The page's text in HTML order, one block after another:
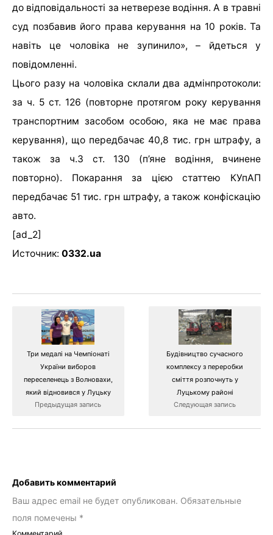
до відповідальності за нетверезе водіння. А в травні
суд позбавив його права керування на 10 років. Та
навіть це чоловіка не зупинило», – йдеться у
повідомленні.
Цього разу на чоловіка склали два адмінпротоколи:
за ч. 5 ст. 126 (повторне протягом року керування
транспортним засобом особою, яка не має права
керування), що передбачає 40,8 тис. грн штрафу, а
також за ч.3 ст. 130 (п’яне водіння, вчинене
повторно). Покарання за цією статтею КУпАП
передбачає 51 тис. грн штрафу, а також конфіскацію
авто.
[ad_2]
Источник: 0332.ua
Три медалі на Чемпіонаті
України виборов
переселенець з Волновахи,
який відновився у Луцьку
Предыдущая запись
Будівництво сучасного
комплексу з переробки
сміття розпочнуть у
Луцькому районі
Следующая запись
Добавить комментарий
Ваш адрес email не будет опубликован. Обязательные
поля помечены *